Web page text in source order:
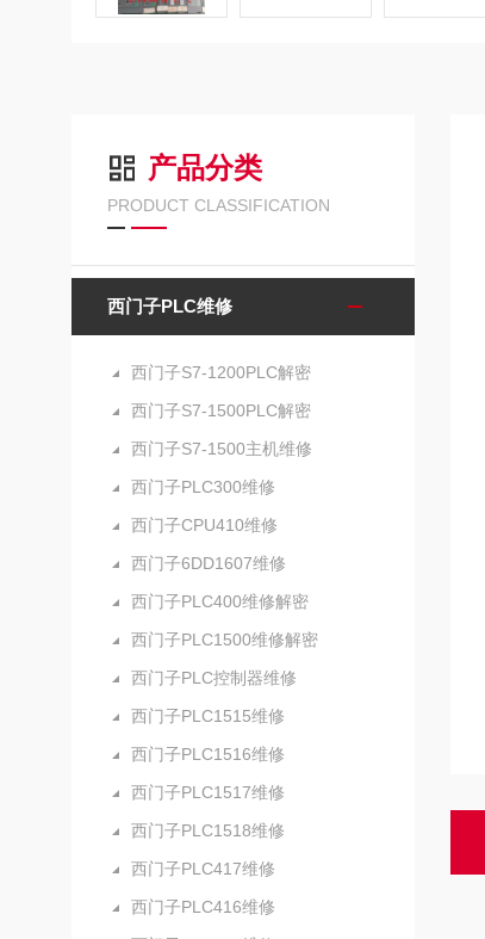
产品分类
PRODUCT CLASSIFICATION
西门子PLC维修
西门子S7-1200PLC解密
西门子S7-1500PLC解密
西门子S7-1500主机维修
西门子PLC300维修
西门子CPU410维修
西门子6DD1607维修
西门子PLC400维修解密
西门子PLC1500维修解密
西门子PLC控制器维修
西门子PLC1515维修
西门子PLC1516维修
西门子PLC1517维修
西门子PLC1518维修
西门子PLC417维修
西门子PLC416维修